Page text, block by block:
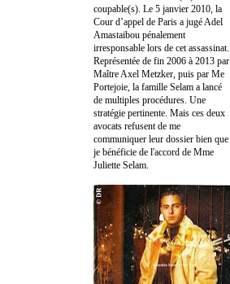
coupable(s). Le 5 janvier 2010, la
Cour d’appel de Paris a jugé Adel
Amastaibou pénalement
irresponsable lors de cet assassinat.
Représentée de fin 2006 à 2013 par
Maître Axel Metzker, puis par Me
Portejoie, la famille Selam a lancé
de multiples procédures. Une
stratégie pertinente. Mais ces deux
avocats refusent de me
communiquer leur dossier bien que
je bénéficie de l'accord de Mme
Juliette Selam.